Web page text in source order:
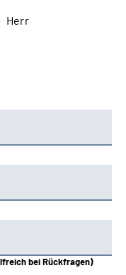
Herr
bei Rückfragen)